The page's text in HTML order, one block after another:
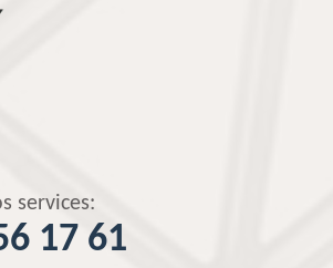
services:
17 61